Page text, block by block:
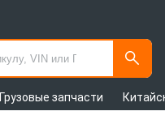
Грузовые запчасти